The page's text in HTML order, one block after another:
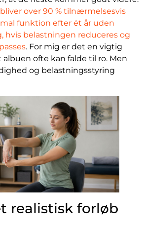
over 90 % tilnærmelsesvis
funktion efter ét år uden
hvis belastningen reduceres og
. For mig er det en vigtig
albuen ofte kan falde til ro. Men
og belastningsstyring
realistisk forløb